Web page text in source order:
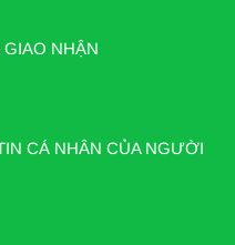
NHẬN
CÁ NHÂN CỦA NGƯỜI